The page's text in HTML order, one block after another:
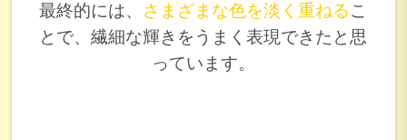
最終的には、 さまざまな色を淡く重ねるこ
とで、繊細な輝きをうまく表現できたと思
っています。